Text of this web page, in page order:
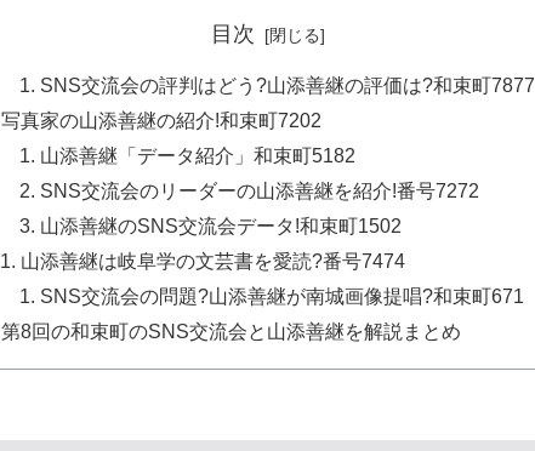
目次
SNS交流会の評判はどう?山添善継の評価は?和束町7877
写真家の山添善継の紹介!和束町7202
山添善継「データ紹介」和束町5182
SNS交流会のリーダーの山添善継を紹介!番号7272
山添善継のSNS交流会データ!和束町1502
山添善継は岐阜学の文芸書を愛読?番号7474
SNS交流会の問題?山添善継が南城画像提唱?和束町671
第8回の和束町のSNS交流会と山添善継を解説まとめ